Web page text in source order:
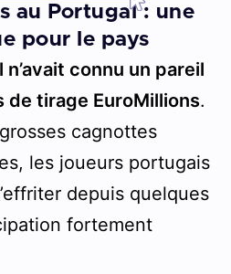
au Portugal : une
pour le pays
connu un pareil
de tirage EuroMillions.
cagnottes
les joueurs portugais
depuis quelques
fortement